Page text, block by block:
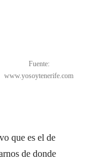
Fuente:
www.yosoytenerife.com
que es el de
de donde